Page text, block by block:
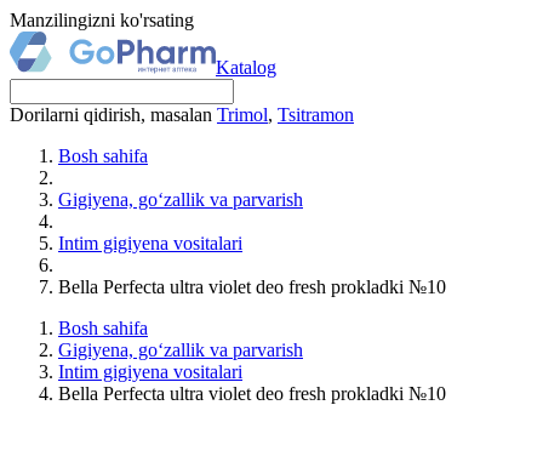
Manzilingizni ko'rsating
Katalog
Dorilarni qidirish, masalan Trimol, Tsitramon
Bosh sahifa
Gigiyena, go‘zallik va parvarish
Intim gigiyena vositalari
Bella Perfecta ultra violet deo fresh prokladki №10
Bosh sahifa
Gigiyena, go‘zallik va parvarish
Intim gigiyena vositalari
Bella Perfecta ultra violet deo fresh prokladki №10